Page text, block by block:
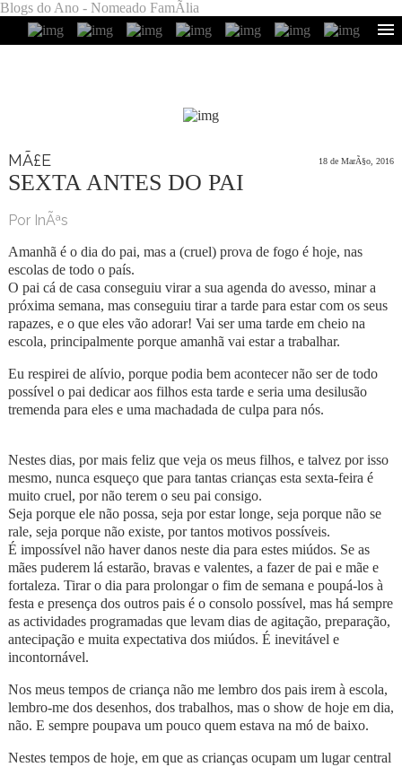
Blogs do Ano - Nomeado FamÃ­lia
MÃ£E 18 de MarÃ§o, 2016
SEXTA ANTES DO PAI
Por InÃªs
Amanhã é o dia do pai, mas a (cruel) prova de fogo é hoje, nas
escolas de todo o país.
O pai cá de casa conseguiu virar a sua agenda do avesso, minar a
próxima semana, mas conseguiu tirar a tarde para estar com os seus
rapazes, e o que eles vão adorar! Vai ser uma tarde em cheio na
escola, principalmente porque amanhã vai estar a trabalhar.
Eu respirei de alívio, porque podia bem acontecer não ser de todo
possível o pai dedicar aos filhos esta tarde e seria uma desilusão
tremenda para eles e uma machadada de culpa para nós.
Nestes dias, por mais feliz que veja os meus filhos, e talvez por isso
mesmo, nunca esqueço que para tantas crianças esta sexta-feira é
muito cruel, por não terem o seu pai consigo.
Seja porque ele não possa, seja por estar longe, seja porque não se
rale, seja porque não existe, por tantos motivos possíveis.
É impossível não haver danos neste dia para estes miúdos. Se as
mães puderem lá estarão, bravas e valentes, a fazer de pai e mãe e
fortaleza. Tirar o dia para prolongar o fim de semana e poupá-los à
festa e presença dos outros pais é o consolo possível, mas há sempre
as actividades programadas que levam dias de agitação, preparação,
antecipação e muita expectativa dos miúdos. É inevitável e
incontornável.
Nos meus tempos de criança não me lembro dos pais irem à escola,
lembro-me dos desenhos, dos trabalhos, mas o show de hoje em dia,
não. E sempre poupava um pouco quem estava na mó de baixo.
Nestes tempos de hoje, em que as crianças ocupam um lugar central